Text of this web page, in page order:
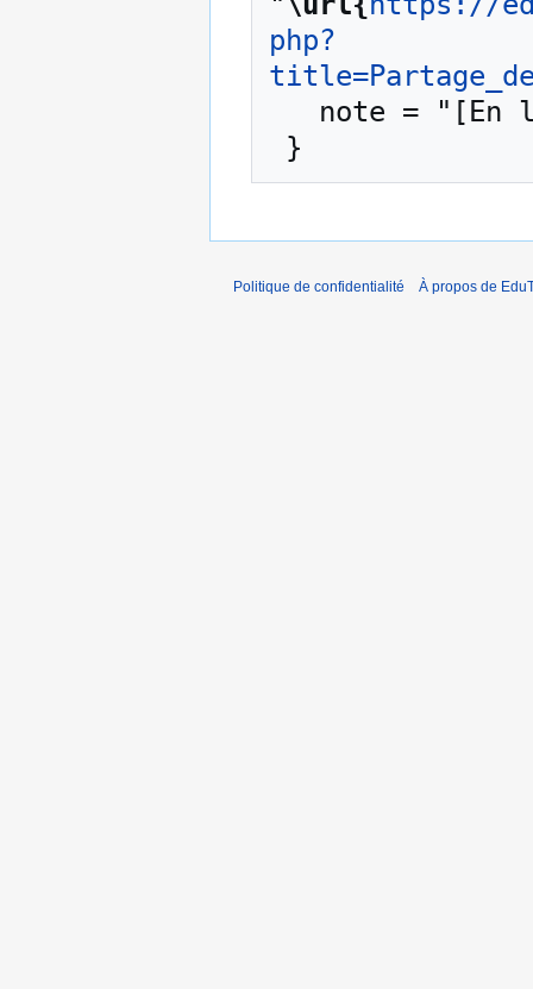
php?
Politique de confidentialité À propos de